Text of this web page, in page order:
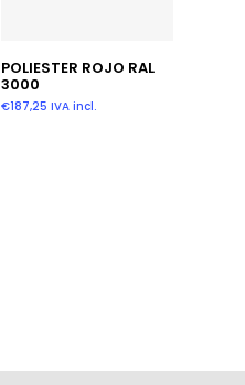
Añadir Al Carrito
POLIESTER ROJO RAL
3000
€187,25 IVA incl.